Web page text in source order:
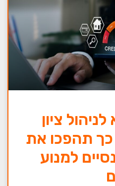
ציון
כך תהפכו את
למנוע